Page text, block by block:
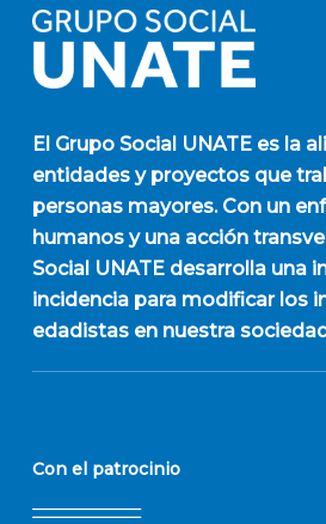
El Grupo Social UNATEes la
entidades y proyectos que
personas mayores. Con un
humanos y una acción
Social UNATE desarrolla una
incidencia para modificar los
edadistas en nuestra
Con el patrocinio